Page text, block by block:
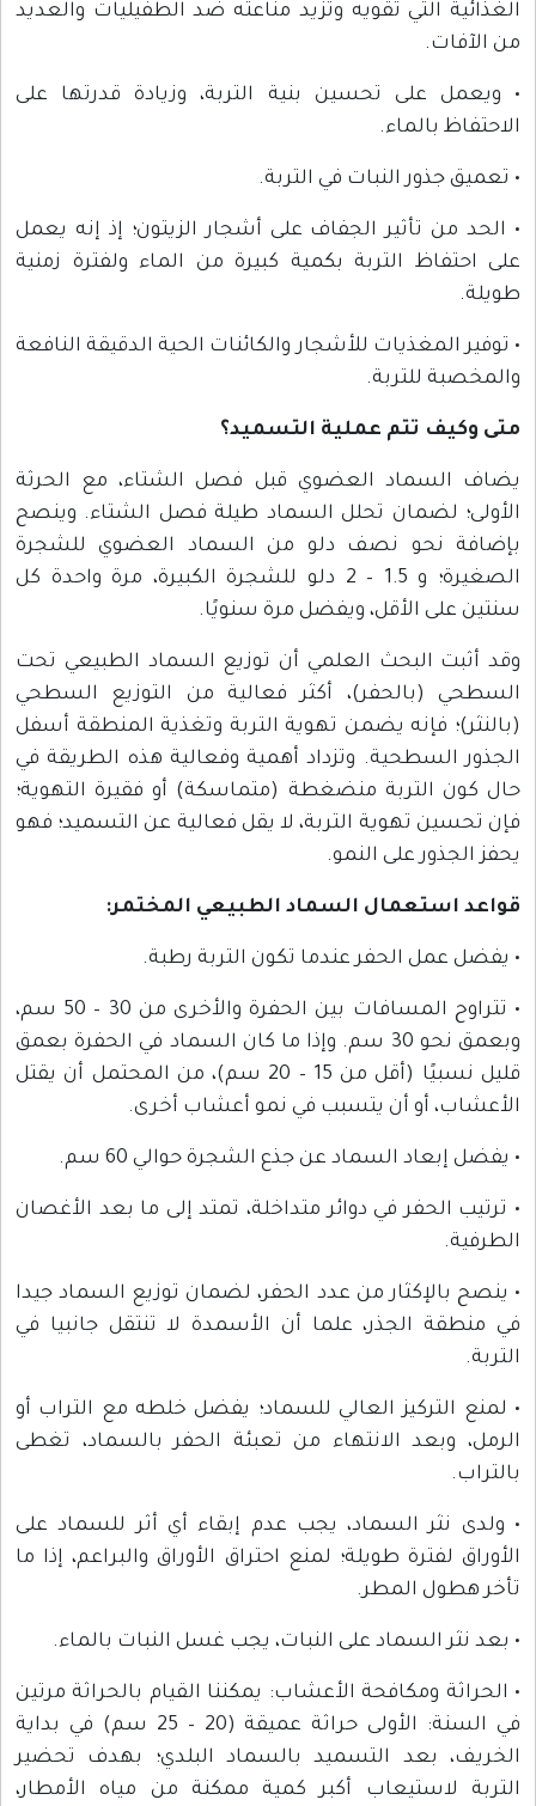
الغذائية التي تقويه وتزيد مناعته ضد الطفيليات والعديد
من الآفات.
• ويعمل على تحسين بنية التربة، وزيادة قدرتها على
الاحتفاظ بالماء.
• تعميق جذور النبات في التربة.
• الحد من تأثير الجفاف على أشجار الزيتون؛ إذ إنه يعمل
على احتفاظ التربة بكمية كبيرة من الماء ولفترة زمنية
طويلة.
• توفير المغذيات للأشجار والكائنات الحية الدقيقة النافعة
والمخصبة للتربة.
متى وكيف تتم عملية التسميد؟
يضاف السماد العضوي قبل فصل الشتاء، مع الحرثة
الأولى؛ لضمان تحلل السماد طيلة فصل الشتاء. وينصح
بإضافة نحو نصف دلو من السماد العضوي للشجرة
الصغيرة؛ و 1.5 – 2 دلو للشجرة الكبيرة، مرة واحدة كل
سنتين على الأقل، ويفضل مرة سنويًا.
وقد أثبت البحث العلمي أن توزيع السماد الطبيعي تحت
السطحي (بالحفر)، أكثر فعالية من التوزيع السطحي
(بالنثر)؛ فإنه يضمن تهوية التربة وتغذية المنطقة أسفل
الجذور السطحية. وتزداد أهمية وفعالية هذه الطريقة في
حال كون التربة منضغطة (متماسكة) أو فقيرة التهوية؛
فإن تحسين تهوية التربة، لا يقل فعالية عن التسميد؛ فهو
يحفز الجذور على النمو.
قواعد استعمال السماد الطبيعي المختمر:
• يفضل عمل الحفر عندما تكون التربة رطبة.
• تتراوح المسافات بين الحفرة والأخرى من 30 – 50 سم،
وبعمق نحو 30 سم. وإذا ما كان السماد في الحفرة بعمق
قليل نسبيًا (أقل من 15 – 20 سم)، من المحتمل أن يقتل
الأعشاب، أو أن يتسبب في نمو أعشاب أخرى.
• يفضل إبعاد السماد عن جذع الشجرة حوالي 60 سم.
• ترتيب الحفر في دوائر متداخلة، تمتد إلى ما بعد الأغصان
الطرفية.
• ينصح بالإكثار من عدد الحفر، لضمان توزيع السماد جيدا
في منطقة الجذر، علما أن الأسمدة لا تنتقل جانبيا في
التربة.
• لمنع التركيز العالي للسماد؛ يفضل خلطه مع التراب أو
الرمل، وبعد الانتهاء من تعبئة الحفر بالسماد، تغطى
بالتراب.
• ولدى نثر السماد، يجب عدم إبقاء أي أثر للسماد على
الأوراق لفترة طويلة؛ لمنع احتراق الأوراق والبراعم، إذا ما
تأخر هطول المطر.
• بعد نثر السماد على النبات، يجب غسل النبات بالماء.
• الحراثة ومكافحة الأعشاب: يمكننا القيام بالحراثة مرتين
في السنة: الأولى حراثة عميقة (20 – 25 سم) في بداية
الخريف، بعد التسميد بالسماد البلدي؛ بهدف تحضير
التربة لاستيعاب أكبر كمية ممكنة من مياه الأمطار،